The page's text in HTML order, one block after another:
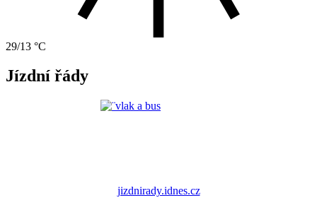
29/13 °C
Jízdní řády
jizdnirady.idnes.cz